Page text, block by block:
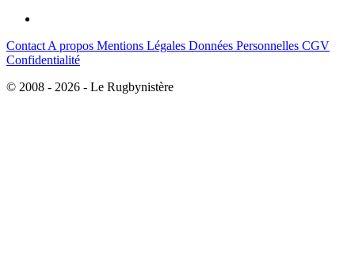
Contact A propos Mentions Légales Données Personnelles CGV
Confidentialité
© 2008 - 2026 - Le Rugbynistère